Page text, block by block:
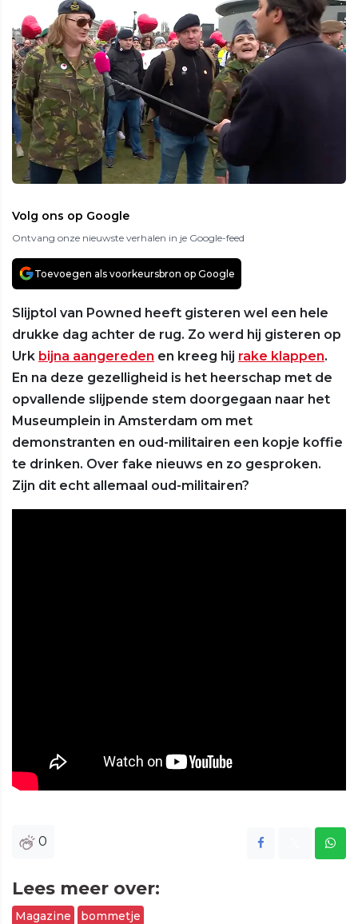
Volg ons op Google
Ontvang onze nieuwste verhalen in je Google-feed
Toevoegen als voorkeursbron op Google
Slijptol van Powned heeft gisteren wel een hele
drukke dag achter de rug. Zo werd hij gisteren op
Urk bijna aangereden en kreeg hij rake klappen.
En na deze gezelligheid is het heerschap met de
opvallende slijpende stem doorgegaan naar het
Museumplein in Amsterdam om met
demonstranten en oud-militairen een kopje koffie
te drinken. Over fake nieuws en zo gesproken.
Zijn dit echt allemaal oud-militairen?
0
Lees meer over:
Magazine bommetje